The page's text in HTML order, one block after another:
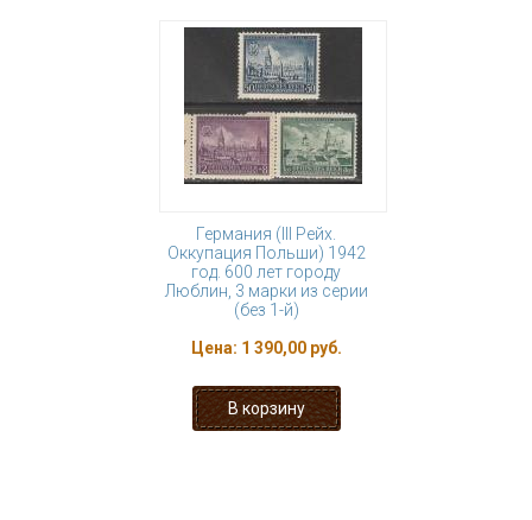
Германия (III Рейх.
Оккупация Польши) 1942
год. 600 лет городу
Люблин, 3 марки из серии
(без 1-й)
Цена: 1 390,00 руб.